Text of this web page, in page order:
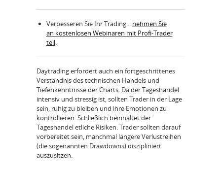
Verbesseren Sie Ihr Trading... nehmen Sie
an kostenlosen Webinaren mit Profi-Trader
teil.
Daytrading erfordert auch ein fortgeschrittenes
Verständnis des technischen Handels und
Tiefenkenntnisse der Charts. Da der Tageshandel
intensiv und stressig ist, sollten Trader in der Lage
sein, ruhig zu bleiben und ihre Emotionen zu
kontrollieren. Schließlich beinhaltet der
Tageshandel etliche Risiken. Trader sollten darauf
vorbereitet sein, manchmal längere Verlustreihen
(die sogenannten Drawdowns) diszipliniert
auszusitzen.